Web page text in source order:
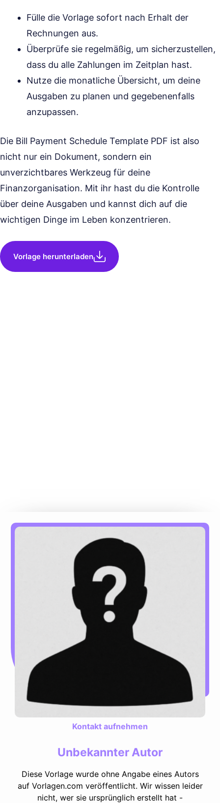
Fülle die Vorlage sofort nach Erhalt der
Rechnungen aus.
Überprüfe sie regelmäßig, um sicherzustellen,
dass du alle Zahlungen im Zeitplan hast.
Nutze die monatliche Übersicht, um deine
Ausgaben zu planen und gegebenenfalls
anzupassen.
Die Bill Payment Schedule Template PDF ist also
nicht nur ein Dokument, sondern ein
unverzichtbares Werkzeug für deine
Finanzorganisation. Mit ihr hast du die Kontrolle
über deine Ausgaben und kannst dich auf die
wichtigen Dinge im Leben konzentrieren.
Vorlage herunterladen
Kontakt aufnehmen
Unbekannter Autor
Diese Vorlage wurde ohne Angabe eines Autors
auf Vorlagen.com veröffentlicht. Wir wissen leider
nicht, wer sie ursprünglich erstellt hat -